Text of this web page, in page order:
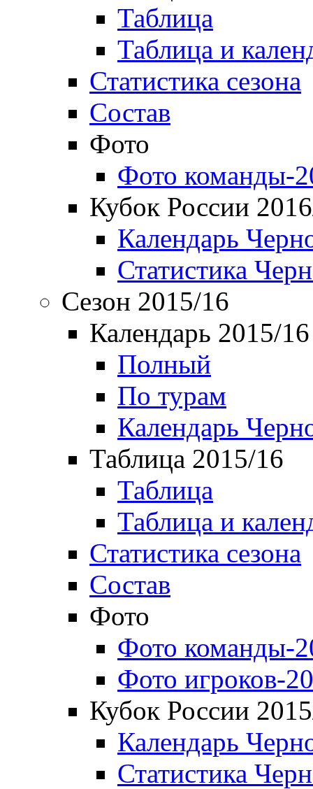
Таблица
Таблица и
Статистика сезона
Состав
Фото
Фото команды-
Кубок России
Календарь
Статистика
Сезон 2015/16
Календарь 2015/16
Полный
По турам
Календарь
Таблица 2015/16
Таблица
Таблица и
Статистика сезона
Состав
Фото
Фото команды-
Фото игроков-
Кубок России
Календарь
Статистика